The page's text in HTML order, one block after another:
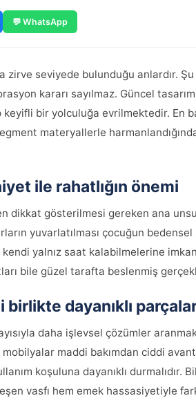
💬 WhatsApp
seviyede bulunduğu anlardır. Şu
kararı sayılmaz. Güncel
keyifli bir yolculuğa evrilmektedir. En
materyallerle
ile rahatlığın önemi
dikkat gösterilmesi gereken ana
yuvarlatılması çocuğun bedensel
yalnız saat kalabilmelerine
bile güzel tarafta beslenmiş
dayanıklı
daha işlevsel çözümler
maddi bakımdan ciddi
koşuluna dayanıklı durmalıdır.
vasfı hem emek hassasiyetiyle